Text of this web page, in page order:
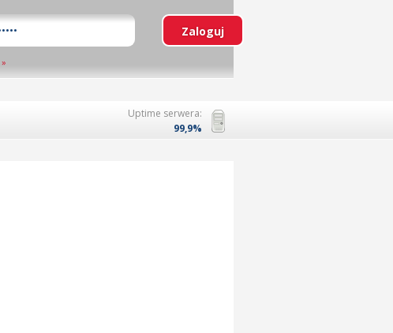
»
Uptime serwera:
99,9%